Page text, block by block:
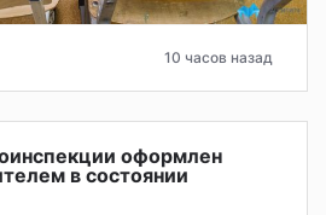
10 часов назад
оформлен
в состоянии